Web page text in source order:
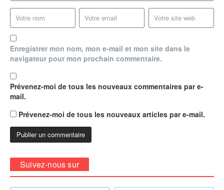
Enregistrer mon nom, mon e-mail et mon site dans le
navigateur pour mon prochain commentaire.
Prévenez-moi de tous les nouveaux commentaires par e-
mail.
Prévenez-moi de tous les nouveaux articles par e-mail.
Suivez-nous sur